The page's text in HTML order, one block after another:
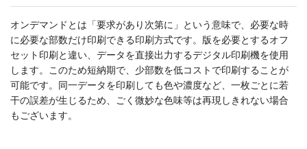
オンデマンドとは「要求があり次第に」という意味で、必要な時
に必要な部数だけ印刷できる印刷方式です。版を必要とするオフ
セット印刷と違い、データを直接出力するデジタル印刷機を使用
します。このため短納期で、少部数を低コストで印刷することが
可能です。同一データを印刷しても色や濃度など、一枚ごとに若
干の誤差が生じるため、ごく微妙な色味等は再現しきれない場合
もございます。